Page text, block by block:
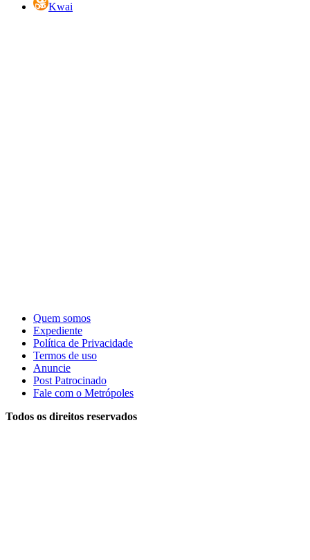
Kwai
Quem somos
Expediente
Política de Privacidade
Termos de uso
Anuncie
Post Patrocinado
Fale com o Metrópoles
Todos os direitos reservados